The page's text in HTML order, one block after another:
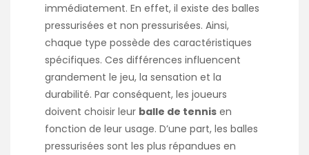
immédiatement. En effet, il existe des balles
pressurisées et non pressurisées. Ainsi,
chaque type possède des caractéristiques
spécifiques. Ces différences influencent
grandement le jeu, la sensation et la
durabilité. Par conséquent, les joueurs
doivent choisir leur balle de tennis en
fonction de leur usage. D’une part, les balles
pressurisées sont les plus répandues en